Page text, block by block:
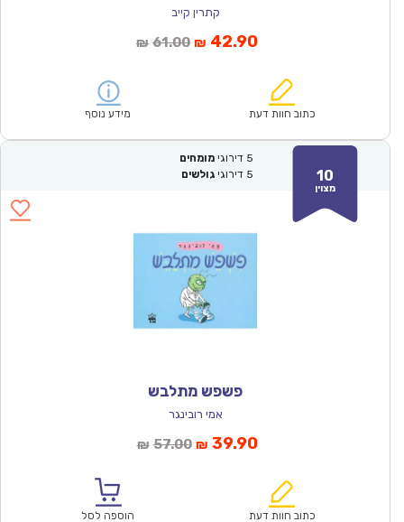
קתרין קייב
₪ 61.00המחיר
₪61.00.
₪ 42.90המחיר
הוא:
כתוב חוות דעת מידע נוסף
10
מצוין
5 דירוגי מומחים
5 דירוגי גולשים
פשפש מתלבש
אמי רובינגר
₪ 57.00המחיר
₪57.00.
₪ 39.90המחיר
הוא:
כתוב חוות דעת הוספה לסל